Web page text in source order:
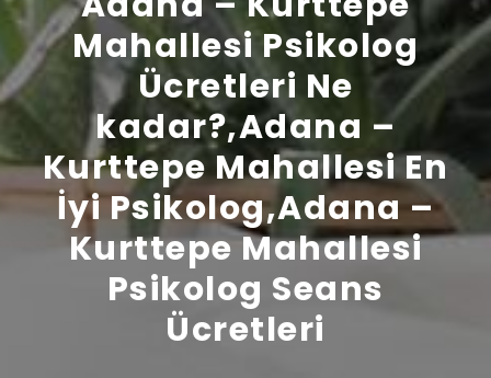
Mahallesi Psikolog
Ücretleri Ne
kadar?,Adana –
Kurttepe Mahallesi En
İyi Psikolog,Adana –
Kurttepe Mahallesi
Psikolog Seans
Ücretleri